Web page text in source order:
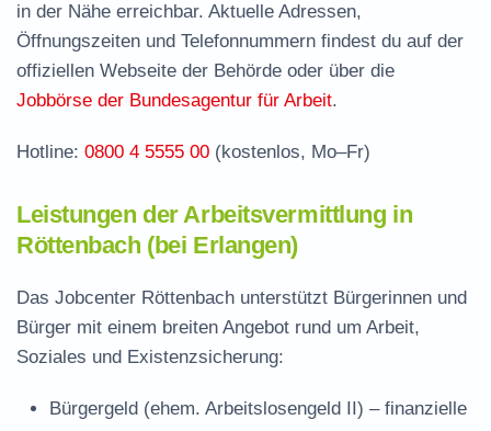
Stelle
Stellenangebote und Jobbörse in Röttenbach
Häufige Fragen rund ums Jobcenter
in der Nähe erreichbar. Aktuelle Adressen,
Öffnungszeiten und Telefonnummern findest du auf der
offiziellen Webseite der Behörde oder über die
Jobbörse der Bundesagentur für Arbeit.
Hotline: 0800 4 5555 00 (kostenlos, Mo–Fr)
Leistungen der Arbeitsvermittlung in
Röttenbach (bei Erlangen)
Das Jobcenter Röttenbach unterstützt Bürgerinnen und
Bürger mit einem breiten Angebot rund um Arbeit,
Soziales und Existenzsicherung:
Bürgergeld (ehem. Arbeitslosengeld II) – finanzielle